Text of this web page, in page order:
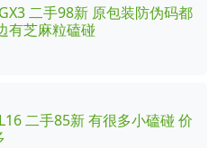
二手98新 原包装防伪码都
有芝麻粒磕碰
二手85新 有很多小磕碰 价